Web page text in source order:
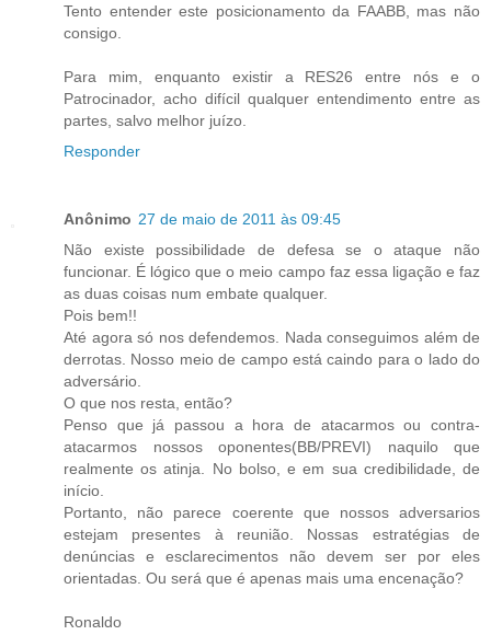
Tento entender este posicionamento da FAABB, mas não
consigo.
Para mim, enquanto existir a RES26 entre nós e o
Patrocinador, acho difícil qualquer entendimento entre as
partes, salvo melhor juízo.
Responder
Anônimo 27 de maio de 2011 às 09:45
Não existe possibilidade de defesa se o ataque não
funcionar. É lógico que o meio campo faz essa ligação e faz
as duas coisas num embate qualquer.
Pois bem!!
Até agora só nos defendemos. Nada conseguimos além de
derrotas. Nosso meio de campo está caindo para o lado do
adversário.
O que nos resta, então?
Penso que já passou a hora de atacarmos ou contra-
atacarmos nossos oponentes(BB/PREVI) naquilo que
realmente os atinja. No bolso, e em sua credibilidade, de
início.
Portanto, não parece coerente que nossos adversarios
estejam presentes à reunião. Nossas estratégias de
denúncias e esclarecimentos não devem ser por eles
orientadas. Ou será que é apenas mais uma encenação?
Ronaldo